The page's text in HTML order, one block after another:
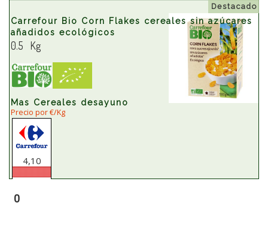
Destacado
Carrefour Bio Corn Flakes cereales sin azúcares
añadidos ecológicos
0.5 Kg
Mas Cereales desayuno
Precio por €/Kg
4,10
0